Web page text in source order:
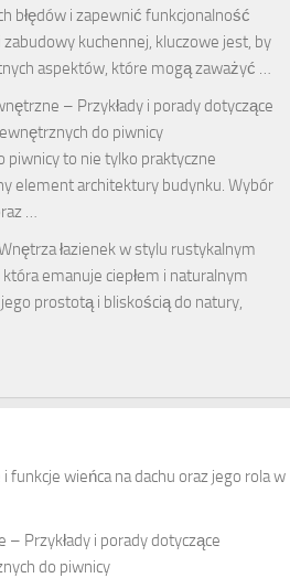
błędów i zapewnić funkcjonalność
zabudowy kuchennej, kluczowe jest, by
aspektów, które mogą zaważyć …
– Przykłady i porady dotyczące
do piwnicy
piwnicy to nie tylko praktyczne
element architektury budynku. Wybór
…
łazienek w stylu rustykalnym
która emanuje ciepłem i naturalnym
prostotą i bliskością do natury,
funkcje wieńca na dachu oraz jego rola w
Przykłady i porady dotyczące
do piwnicy